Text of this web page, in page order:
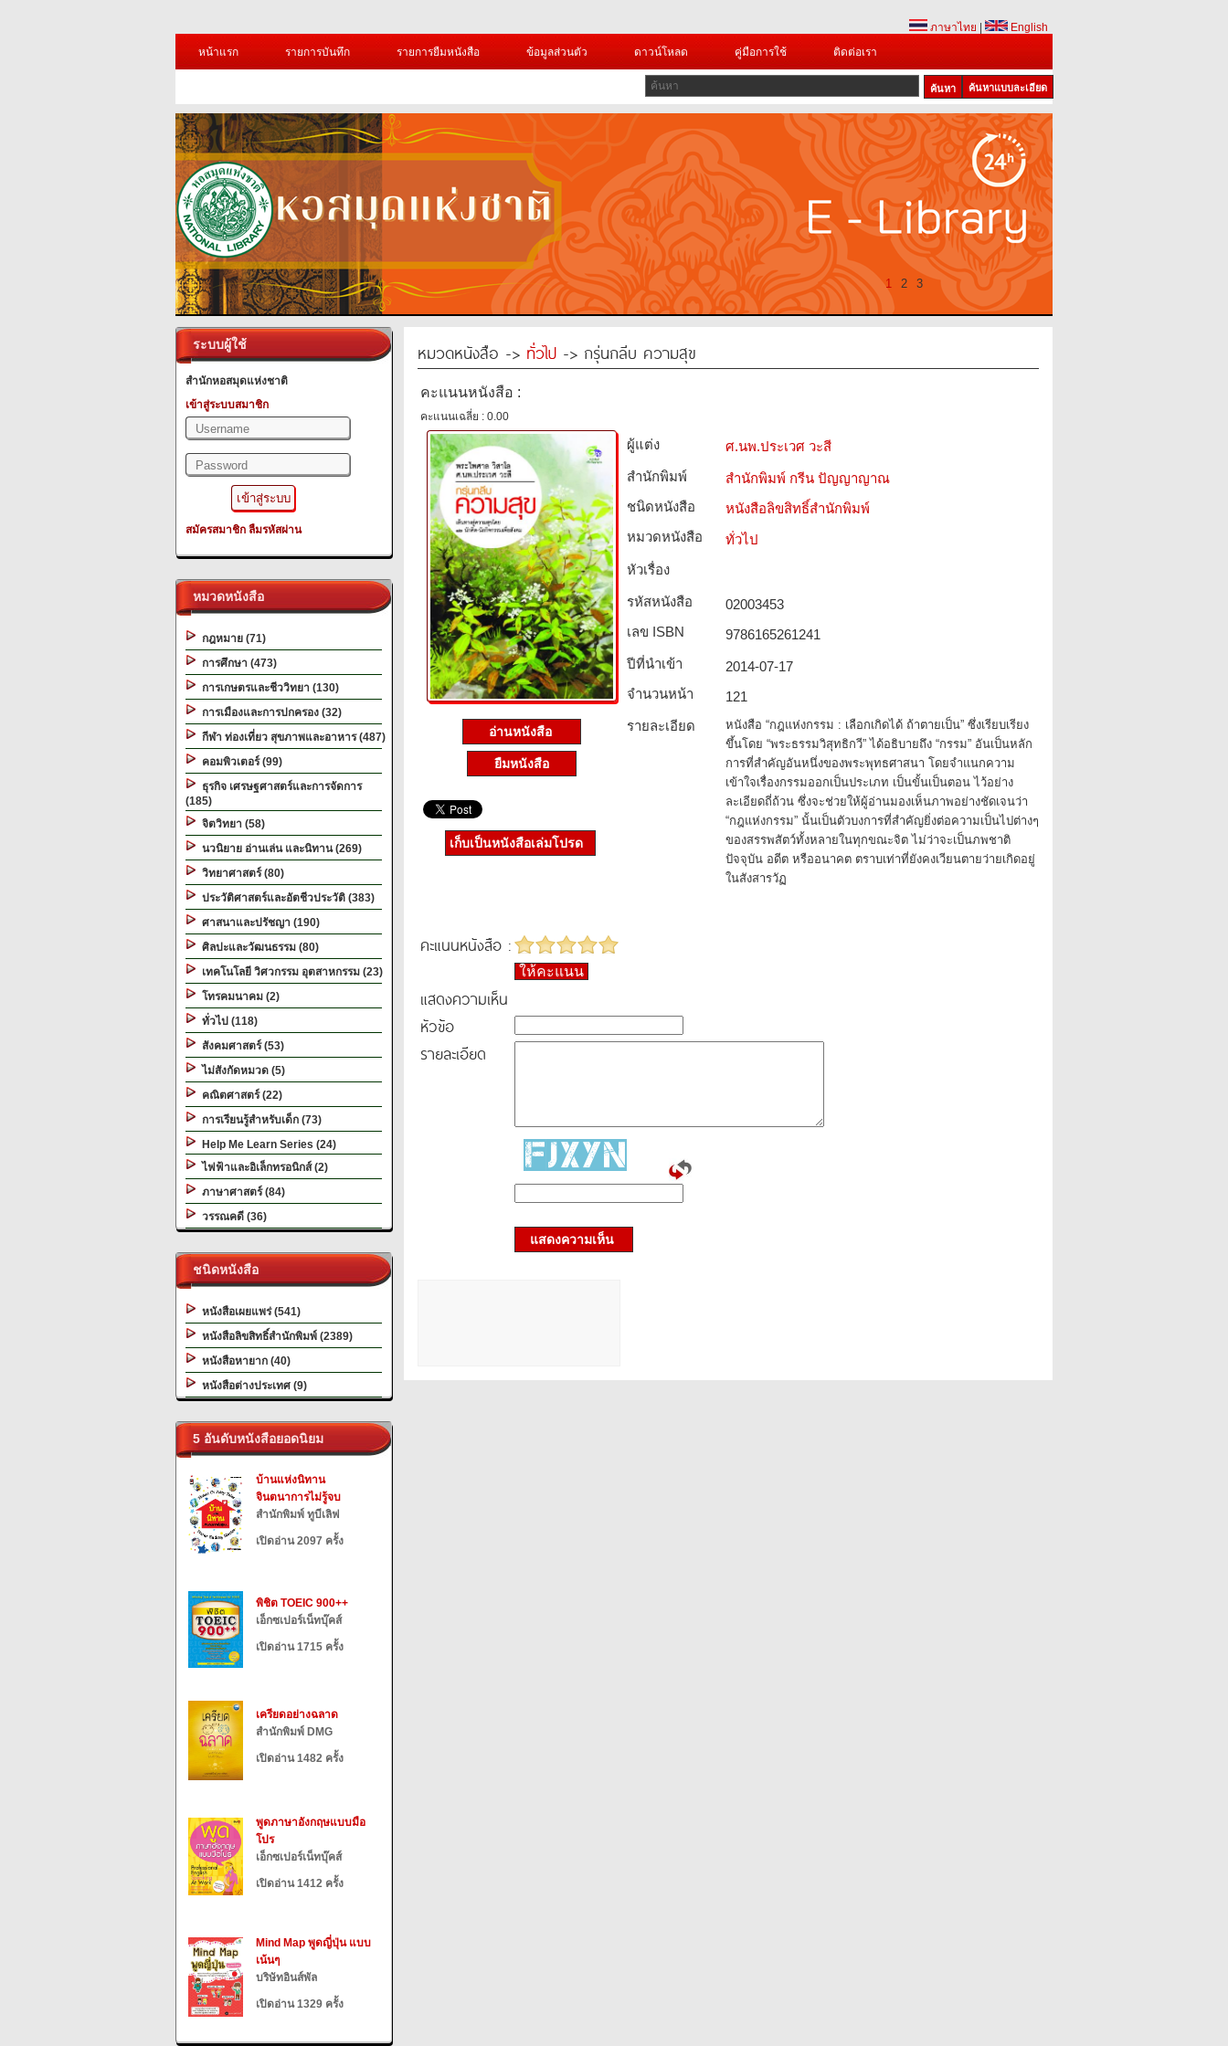
ภาษาไทย
English
หน้าแรก
รายการบันทึก รายการยืมหนังสือ ข้อมูลส่วนตัว ดาวน์โหลด คู่มือการใช้ ติดต่อเรา
ค้นหาแบบละเอียด
1 2 3
ระบบผู้ใช้
สำนักหอสมุดแห่งชาติ
เข้าสู่ระบบสมาชิก
สมัครสมาชิก ลืมรหัสผ่าน
หมวดหนังสือ
กฎหมาย (71)
การศึกษา (473)
การเกษตรและชีววิทยา (130)
การเมืองและการปกครอง (32)
กีฬา ท่องเที่ยว สุขภาพและอาหาร (487)
คอมพิวเตอร์ (99)
ธุรกิจ เศรษฐศาสตร์และการจัดการ
(185)
จิตวิทยา (58)
นวนิยาย อ่านเล่น และนิทาน (269)
วิทยาศาสตร์ (80)
ประวัติศาสตร์และอัตชีวประวัติ (383)
ศาสนาและปรัชญา (190)
ศิลปะและวัฒนธรรม (80)
เทคโนโลยี วิศวกรรม อุตสาหกรรม (23)
โทรคมนาคม (2)
ทั่วไป (118)
สังคมศาสตร์ (53)
ไม่สังกัดหมวด (5)
คณิตศาสตร์ (22)
การเรียนรู้สำหรับเด็ก (73)
Help Me Learn Series (24)
ไฟฟ้าและอิเล็กทรอนิกส์ (2)
ภาษาศาสตร์ (84)
วรรณคดี (36)
ชนิดหนังสือ
หนังสือเผยแพร่ (541)
หนังสือลิขสิทธิ์สำนักพิมพ์ (2389)
หนังสือหายาก (40)
หนังสือต่างประเทศ (9)
5 อันดับหนังสือยอดนิยม
บ้านแห่งนิทาน
จินตนาการไม่รู้จบ
สำนักพิมพ์ ทูบีเลิฟ
เปิดอ่าน 2097 ครั้ง
พิชิต TOEIC 900++
เอ็กซเปอร์เน็ทบุ๊คส์
เปิดอ่าน 1715 ครั้ง
เครียดอย่างฉลาด
สำนักพิมพ์ DMG
เปิดอ่าน 1482 ครั้ง
พูดภาษาอังกฤษแบบมือ
โปร
เอ็กซเปอร์เน็ทบุ๊คส์
เปิดอ่าน 1412 ครั้ง
Mind Map พูดญี่ปุ่น แบบ
เน้นๆ
บริษัทอินส์พัล
เปิดอ่าน 1329 ครั้ง
หมวดหนังสือ -> ทั่วไป -> กรุ่นกลีบ ความสุข
คะแนนหนังสือ :
คะแนนเฉลี่ย : 0.00
อ่านหนังสือ
ยืมหนังสือ
ผู้แต่ง
ศ.นพ.ประเวศ วะสี
สำนักพิมพ์
สำนักพิมพ์ กรีน ปัญญาญาณ
ชนิดหนังสือ­
หนังสือลิขสิทธิ์สำนักพิมพ์
หมวดหนังสือ­
ทั่วไป
หัวเรื่อง
รหัสหนังสือ­
02003453
เลข ISBN
9786165261241
ปีที่นำเข้า
2014-07-17
จำนวนหน้า
121
รายละเอียด
หนังสือ “กฎแห่งกรรม : เลือกเกิดได้ ถ้าตายเป็น” ซึ่งเรียบเรียง
ขึ้นโดย “พระธรรมวิสุทธิกวี” ได้อธิบายถึง “กรรม” อันเป็นหลัก
การที่สำคัญอันหนึ่งของพระพุทธศาสนา โดยจำแนกความ
เข้าใจเรื่องกรรมออกเป็นประเภท เป็นขั้นเป็นตอน ไว้อย่าง
ละเอียดถี่ถ้วน ซึ่งจะช่วยให้ผู้อ่านมองเห็นภาพอย่างชัดเจนว่า
“กฎแห่งกรรม” นั้นเป็นตัวบงการที่สำคัญยิ่งต่อความเป็นไปต่างๆ
ของสรรพสัตว์ทั้งหลายในทุกขณะจิต ไม่ว่าจะเป็นภพชาติ
ปัจจุบัน อดีต หรืออนาคต ตราบเท่าที่ยังคงเวียนตายว่ายเกิดอยู่
ในสังสารวัฏ
เก็บเป็นหนังสือเล่มโปรด
คะแนนหนังสือ :
ให้คะแนน
แสดงความเห็น
หัวข้อ
รายละเอียด
แสดงความเห็น